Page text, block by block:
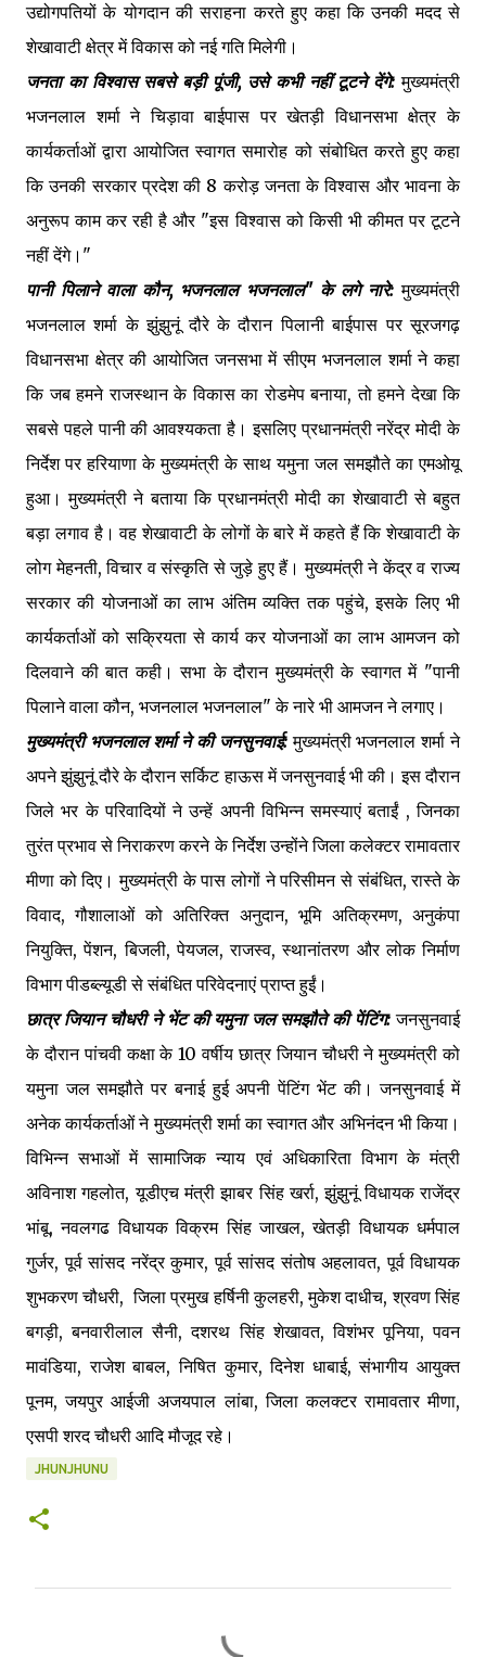
उद्योगपतियों के योगदान की सराहना करते हुए कहा कि उनकी मदद से
शेखावाटी क्षेत्र में विकास को नई गति मिलेगी।
जनता का विश्वास सबसे बड़ी पूंजी, उसे कभी नहीं टूटने देंगे: मुख्यमंत्री
भजनलाल शर्मा ने चिड़ावा बाईपास पर खेतड़ी विधानसभा क्षेत्र के
कार्यकर्ताओं द्वारा आयोजित स्वागत समारोह को संबोधित करते हुए कहा
कि उनकी सरकार प्रदेश की 8 करोड़ जनता के विश्वास और भावना के
अनुरूप काम कर रही है और "इस विश्वास को किसी भी कीमत पर टूटने
नहीं देंगे।"
पानी पिलाने वाला कौन, भजनलाल भजनलाल" के लगे नारे:मुख्यमंत्री
भजनलाल शर्मा के झुंझुनूं दौरे के दौरान पिलानी बाईपास पर सूरजगढ़
विधानसभा क्षेत्र की आयोजित जनसभा में सीएम भजनलाल शर्मा ने कहा
कि जब हमने राजस्थान के विकास का रोडमेप बनाया, तो हमने देखा कि
सबसे पहले पानी की आवश्यकता है। इसलिए प्रधानमंत्री नरेंद्र मोदी के
निर्देश पर हरियाणा के मुख्यमंत्री के साथ यमुना जल समझौते का एमओयू
हुआ। मुख्यमंत्री ने बताया कि प्रधानमंत्री मोदी का शेखावाटी से बहुत
बड़ा लगाव है। वह शेखावाटी के लोगों के बारे में कहते हैं कि शेखावाटी के
लोग मेहनती, विचार व संस्कृति से जुड़े हुए हैं। मुख्यमंत्री ने केंद्र व राज्य
सरकार की योजनाओं का लाभ अंतिम व्यक्ति तक पहुंचे, इसके लिए भी
कार्यकर्ताओं को सक्रियता से कार्य कर योजनाओं का लाभ आमजन को
दिलवाने की बात कही। सभा के दौरान मुख्यमंत्री के स्वागत में "पानी
पिलाने वाला कौन, भजनलाल भजनलाल" के नारे भी आमजन ने लगाए।
मुख्यमंत्री भजनलाल शर्मा ने की जनसुनवाई:मुख्यमंत्री भजनलाल शर्मा ने
अपने झुंझुनूं दौरे के दौरान सर्किट हाऊस में जनसुनवाई भी की। इस दौरान
जिले भर के परिवादियों ने उन्हें अपनी विभिन्न समस्याएं बताईं , जिनका
तुरंत प्रभाव से निराकरण करने के निर्देश उन्होंने जिला कलेक्टर रामावतार
मीणा को दिए। मुख्यमंत्री के पास लोगों ने परिसीमन से संबंधित, रास्ते के
विवाद, गौशालाओं को अतिरिक्त अनुदान, भूमि अतिक्रमण, अनुकंपा
नियुक्ति, पेंशन, बिजली, पेयजल, राजस्व, स्थानांतरण और लोक निर्माण
विभाग पीडब्ल्यूडी से संबंधित परिवेदनाएं प्राप्त हुईं।
छात्र जियान चौधरी ने भेंट की यमुना जल समझौते की पेंटिंग: जनसुनवाई
के दौरान पांचवी कक्षा के 10 वर्षीय छात्र जियान चौधरी ने मुख्यमंत्री को
यमुना जल समझौते पर बनाई हुई अपनी पेंटिंग भेंट की। जनसुनवाई में
अनेक कार्यकर्ताओं ने मुख्यमंत्री शर्मा का स्वागत और अभिनंदन भी किया।
विभिन्न सभाओं में सामाजिक न्याय एवं अधिकारिता विभाग के मंत्री
अविनाश गहलोत, यूडीएच मंत्री झाबर सिंह खर्रा, झुंझुनूं विधायक राजेंद्र
भांबू, नवलगढ विधायक विक्रम सिंह जाखल, खेतड़ी विधायक धर्मपाल
गुर्जर, पूर्व सांसद नरेंद्र कुमार, पूर्व सांसद संतोष अहलावत, पूर्व विधायक
शुभकरण चौधरी, जिला प्रमुख हर्षिनी कुलहरी, मुकेश दाधीच, श्रवण सिंह
बगड़ी, बनवारीलाल सैनी, दशरथ सिंह शेखावत, विशंभर पूनिया, पवन
मावंडिया, राजेश बाबल, निषित कुमार, दिनेश धाबाई, संभागीय आयुक्त
पूनम, जयपुर आईजी अजयपाल लांबा, जिला कलक्टर रामावतार मीणा,
एसपी शरद चौधरी आदि मौजूद रहे।
JHUNJHUNU